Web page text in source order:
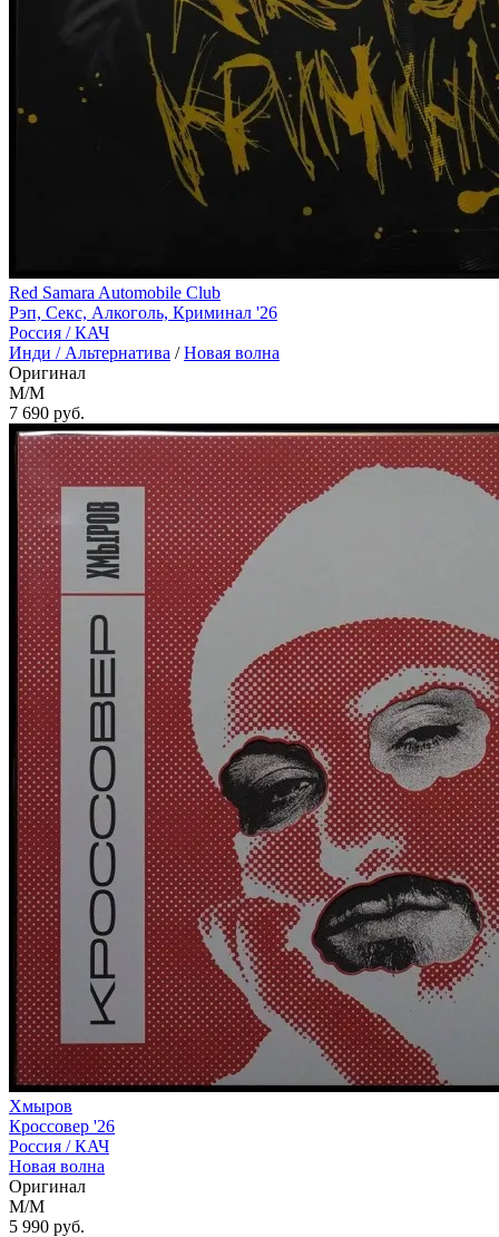
Red Samara Automobile Club
Рэп, Секс, Алкоголь, Криминал '26
Россия /КАЧ
Инди / Альтернатива /Новая волна
Оригинал
M/M
7 690 руб.
Хмыров
Кроссовер '26
Россия /КАЧ
Новая волна
Оригинал
M/M
5 990 руб.